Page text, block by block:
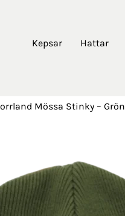
Kepsar Hattar
Mössa Stinky – Grön